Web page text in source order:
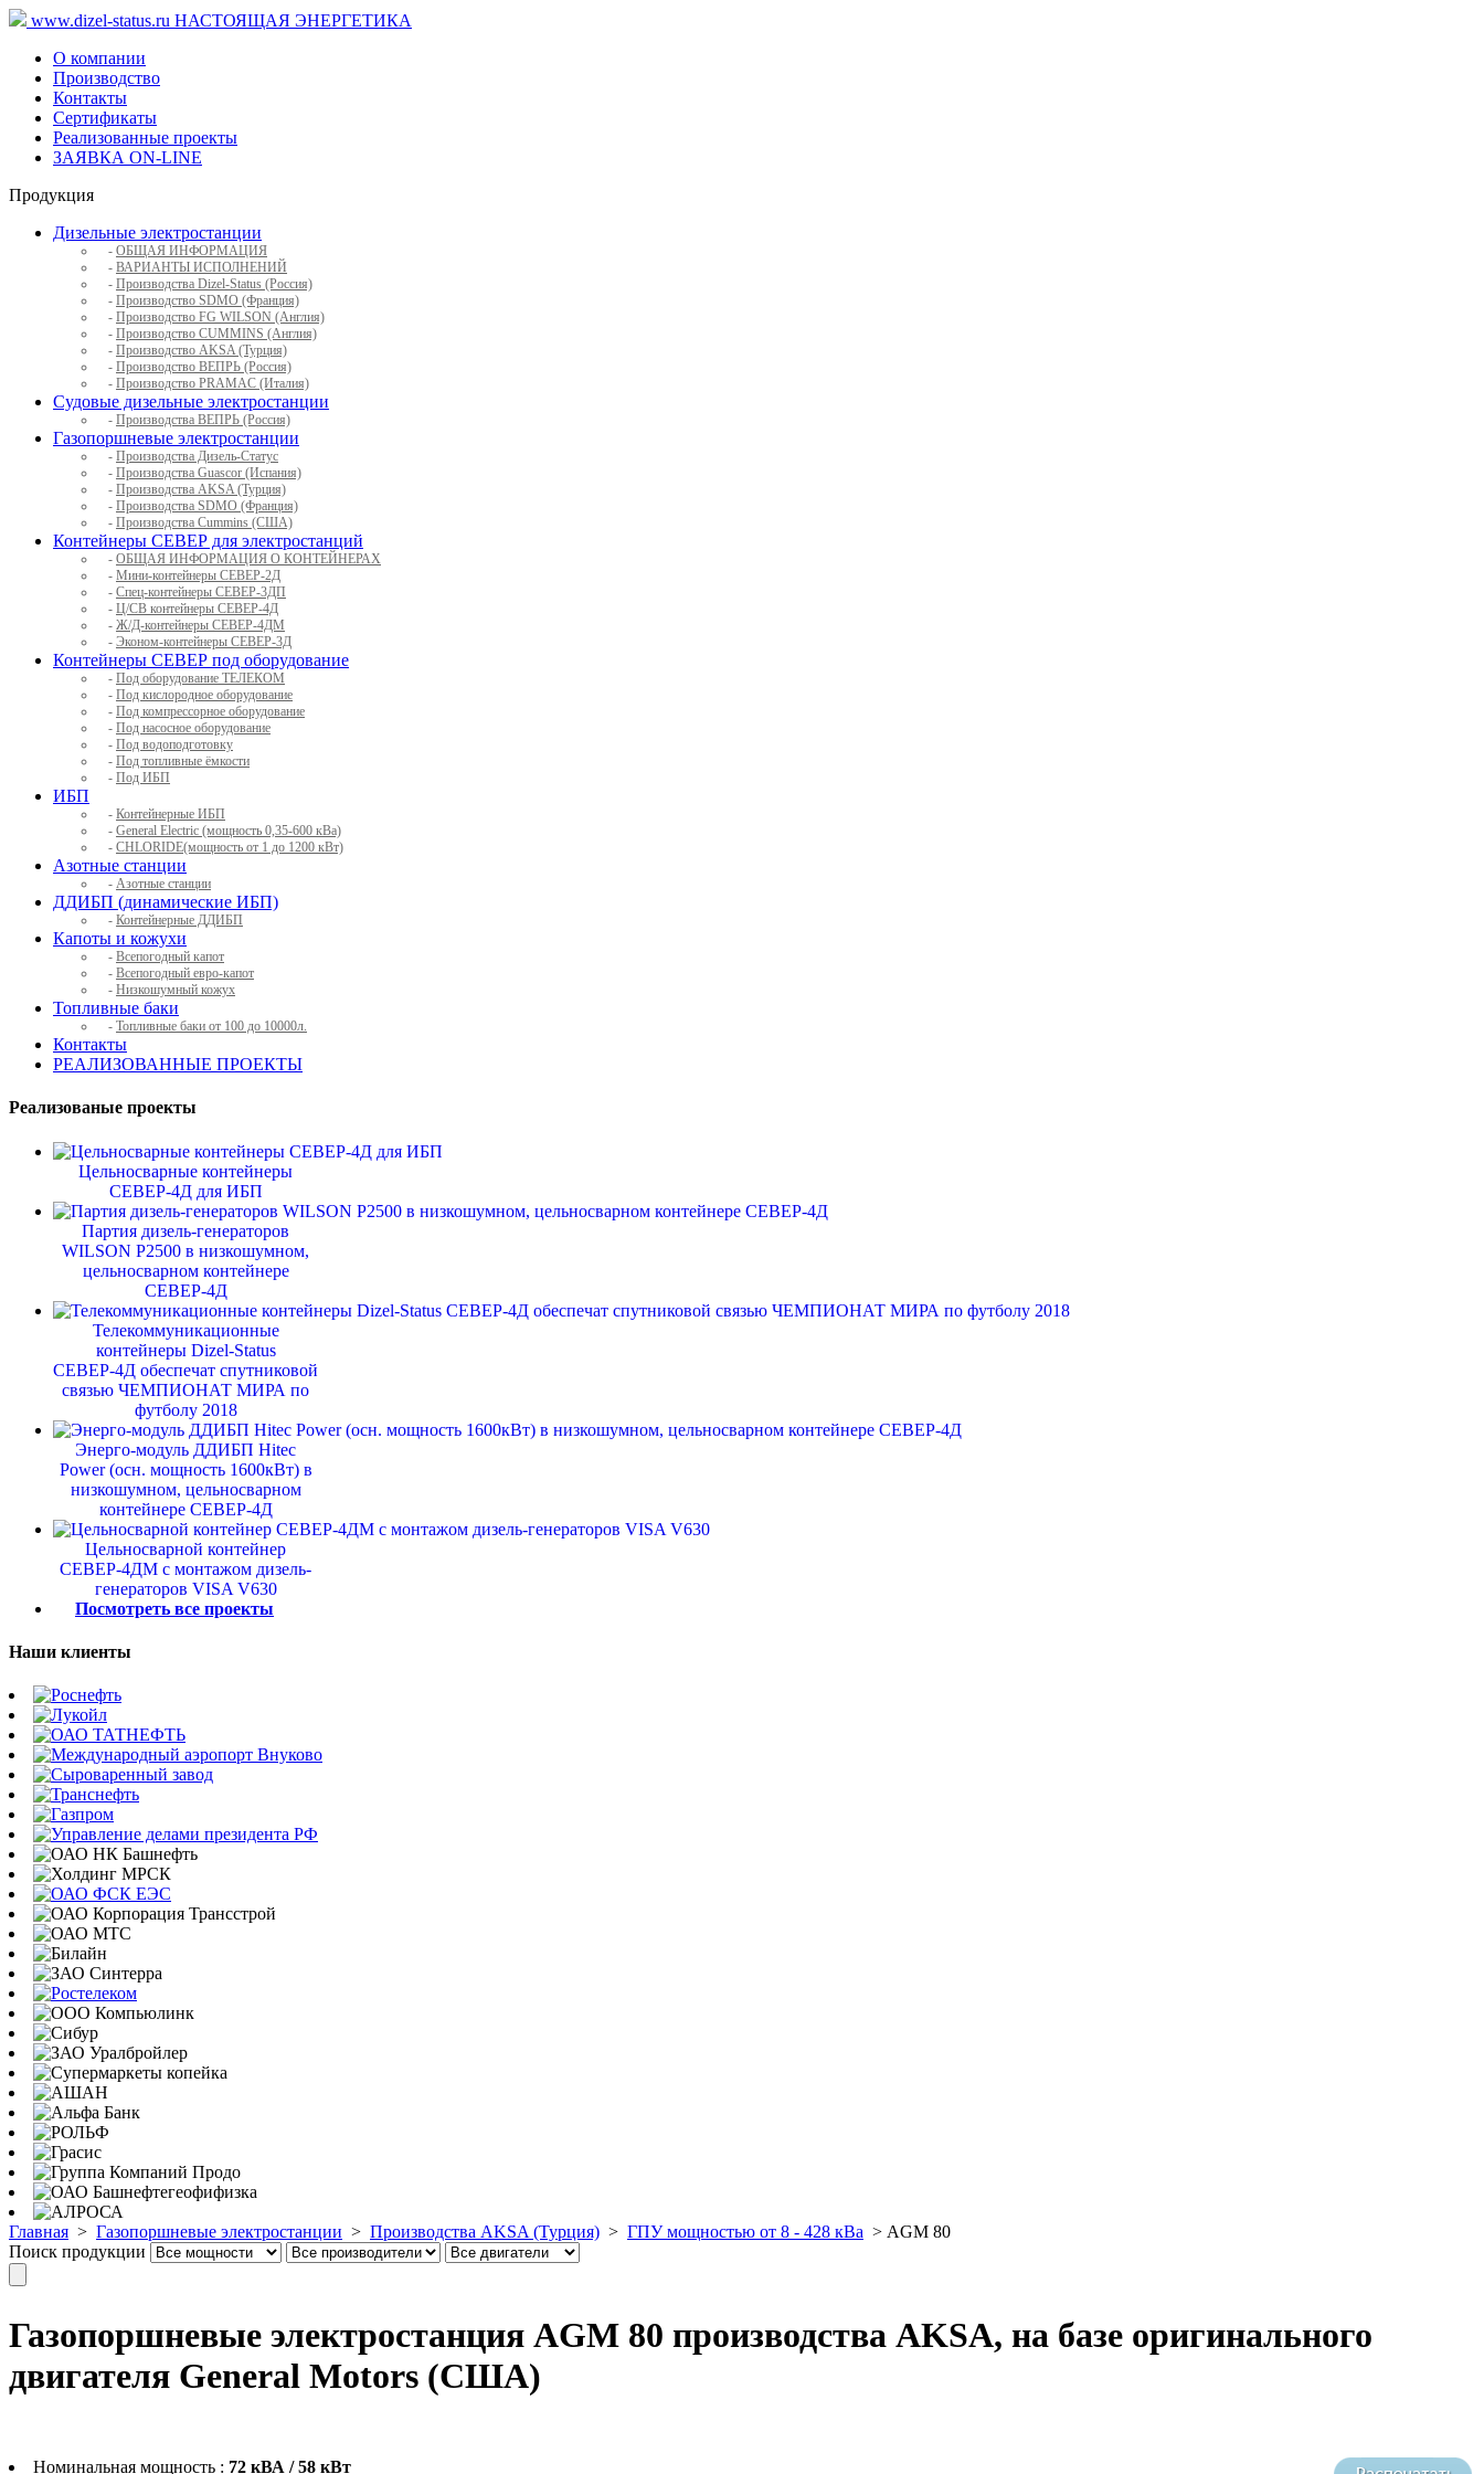
www.dizel-status.ru НАСТОЯЩАЯ ЭНЕРГЕТИКА
О компании
Производство
Контакты
Сертификаты
Реализованные проекты
ЗАЯВКА ON-LINE
Продукция
Дизельные электростанции
- ОБЩАЯ ИНФОРМАЦИЯ
- ВАРИАНТЫ ИСПОЛНЕНИЙ
- Производства Dizel-Status (Россия)
- Производство SDMO (Франция)
- Производство FG WILSON (Англия)
- Производство CUMMINS (Англия)
- Производство AKSA (Турция)
- Производство ВЕПРЬ (Россия)
- Производство PRAMAC (Италия)
Судовые дизельные электростанции
- Производства ВЕПРЬ (Россия)
Газопоршневые электростанции
- Производства Дизель-Статус
- Производства Guascor (Испания)
- Производства AKSA (Турция)
- Производства SDMO (Франция)
- Производства Cummins (США)
Контейнеры СЕВЕР для электростанций
- ОБЩАЯ ИНФОРМАЦИЯ О КОНТЕЙНЕРАХ
- Мини-контейнеры СЕВЕР-2Д
- Спец-контейнеры СЕВЕР-3ДП
- Ц/СВ контейнеры СЕВЕР-4Д
- Ж/Д-контейнеры СЕВЕР-4ДМ
- Эконом-контейнеры СЕВЕР-3Д
Контейнеры СЕВЕР под оборудование
- Под оборудование ТЕЛЕКОМ
- Под кислородное оборудование
- Под компрессорное оборудование
- Под насосное оборудование
- Под водоподготовку
- Под топливные ёмкости
- Под ИБП
ИБП
- Контейнерные ИБП
- General Electric (мощность 0,35-600 кВа)
- CHLORIDE(мощность от 1 до 1200 кВт)
Азотные станции
- Азотные станции
ДДИБП (динамические ИБП)
- Контейнерные ДДИБП
Капоты и кожухи
- Всепогодный капот
- Всепогодный евро-капот
- Низкошумный кожух
Топливные баки
- Топливные баки от 100 до 10000л.
Контакты
РЕАЛИЗОВАННЫЕ ПРОЕКТЫ
Реализованые проекты
Цельносварные контейнеры
СЕВЕР-4Д для ИБП
Партия дизель-генераторов
WILSON P2500 в низкошумном,
цельносварном контейнере
СЕВЕР-4Д
Телекоммуникационные
контейнеры Dizel-Status
СЕВЕР-4Д обеспечат спутниковой
связью ЧЕМПИОНАТ МИРА по
футболу 2018
Энерго-модуль ДДИБП Hitec
Power (осн. мощность 1600кВт) в
низкошумном, цельносварном
контейнере СЕВЕР-4Д
Цельносварной контейнер
СЕВЕР-4ДМ с монтажом дизель-
генераторов VISA V630
Посмотреть все проекты
Наши клиенты
Главная > Газопоршневые электростанции > Производства AKSA (Турция) > ГПУ мощностью от 8 - 428 кВа > AGM 80
Поиск продукции
Газопоршневые электростанция AGM 80 производства AKSA, на базе оригинального
двигателя General Motors (США)
Номинальная мощность : 72 кВА / 58 кВт